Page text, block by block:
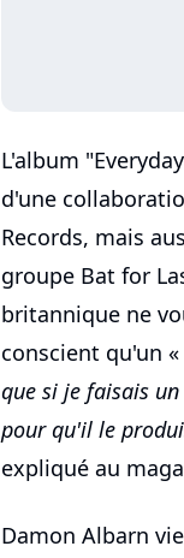
L'album
d'une
Records, mais
groupe Bat for
britannique ne
conscient qu'un «
que si je faisais
pour qu'il le
expliqué au
Damon Albarn